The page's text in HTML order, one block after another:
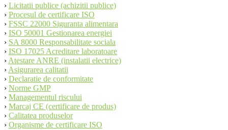
› Licitatii publice (achizitii publice)
› Procesul de certificare ISO
› FSSC 22000 Siguranta alimentara
› ISO 50001 Gestionarea energiei
› SA 8000 Responsabilitate sociala
› ISO 17025 Acreditare laboratoare
› Atestare ANRE (instalatii electrice)
› Asigurarea calitatii
› Declaratie de conformitate
› Norme GMP
› Managementul riscului
› Marcaj CE (certificare de produs)
› Calitatea produselor
› Organisme de certificare ISO